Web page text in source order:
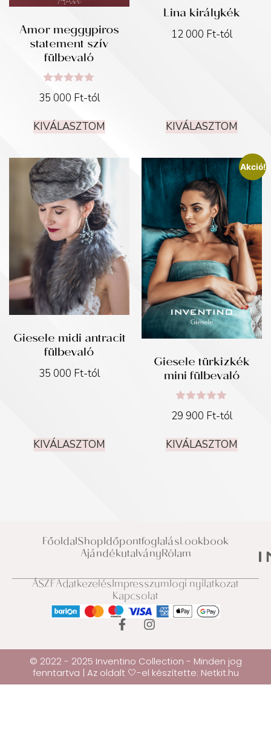
Amor meggypiros
statement szív
fülbevaló
Értékelés:
5.00
35 000 Ft-tól
KIVÁLASZTOM
Lina királykék
12 000 Ft-tól
KIVÁLASZTOM
Giesele midi antracit
fülbevaló
35 000 Ft-tól
KIVÁLASZTOM
Akció!
Giesele türkizkék
mini fülbevaló
Értékelés:
5.00
29 900 Ft-tól
KIVÁLASZTOM
FőoldalShopIdőpontfoglalásLookbook
AjándékutalványRólam
ÁSZFAdatkezelésImpresszumJogi nyilatkozat
Kapcsolat
© 2022 - 2025 Inventino Collection - Minden jog
fenntartva | Az oldalt 🤍-el készítette: Netkit.hu